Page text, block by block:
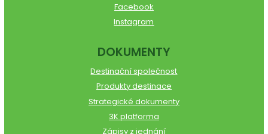
Facebook
Instagram
DOKUMENTY
Destinační společnost
Produkty destinace
Strategické dokumenty
3K platforma
Zápisy z jednání